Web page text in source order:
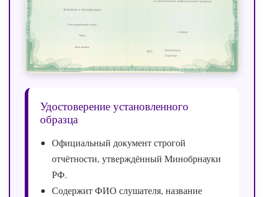
Удостоверение установленного
образца
Официальный документ строгой
отчётности, утверждённый Минобрнауки
РФ.
Содержит ФИО слушателя, название